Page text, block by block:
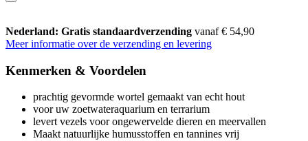
Nederland: Gratis standaardverzending vanaf € 54,90
Meer informatie over de verzending en levering
Kenmerken & Voordelen
prachtig gevormde wortel gemaakt van echt hout
voor uw zoetwateraquarium en terrarium
levert vezels voor ongewervelde dieren en meervallen
Maakt natuurlijke humusstoffen en tannines vrij